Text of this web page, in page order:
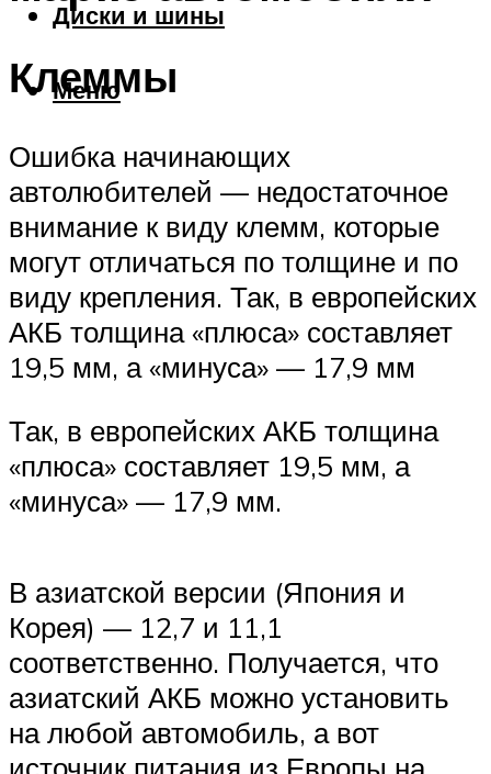
Диски и шины
Меню
Клеммы
Ошибка начинающих
автолюбителей — недостаточное
внимание к виду клемм, которые
могут отличаться по толщине и по
виду крепления. Так, в европейских
АКБ толщина «плюса» составляет
19,5 мм, а «минуса» — 17,9 мм
Так, в европейских АКБ толщина
«плюса» составляет 19,5 мм, а
«минуса» — 17,9 мм.
В азиатской версии (Япония и
Корея) — 12,7 и 11,1
соответственно. Получается, что
азиатский АКБ можно установить
на любой автомобиль, а вот